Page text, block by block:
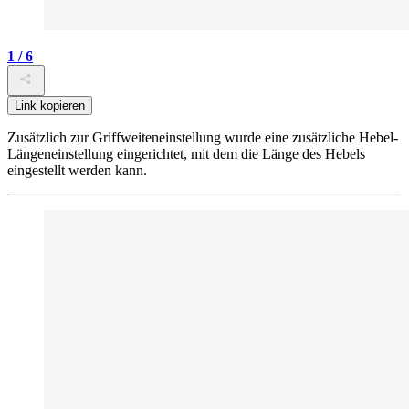
1 / 6
Link kopieren
Zusätzlich zur Griffweiteneinstellung wurde eine zusätzliche Hebel-
Längeneinstellung eingerichtet, mit dem die Länge des Hebels
eingestellt werden kann.